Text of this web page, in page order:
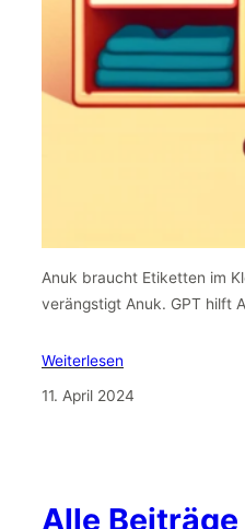
Anuk braucht Etiketten im
verängstigt Anuk. GPT hilft
Weiterlesen
11. April 2024
Alle